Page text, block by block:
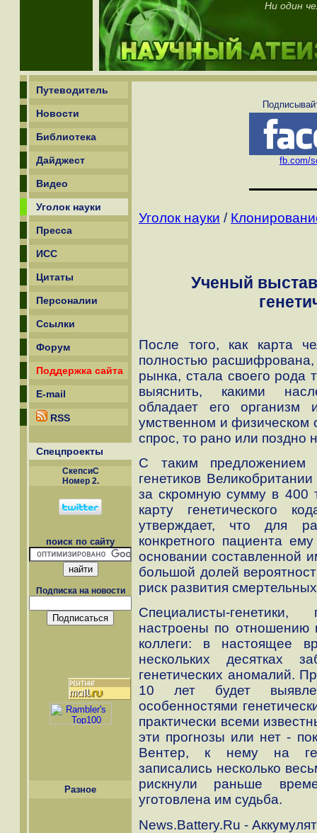
Ни один
Путеводитель
Новости
Библиотека
Дайджест
Видео
Уголок науки
Пресса
ИСС
Цитаты
Персоналии
Ссылки
Форум
Поддержка сайта
E-mail
RSS
Спецпроекты
СкепсиС
Номер 2.
поиск по сайту
Подписка на новости
Разное
fb.com/
Уголок науки /
Ученый
После того, как карта
полностью расшифрована,
рынка, стала своего рода
выяснить, какими
обладает его организм
умственном и физическом
спрос, то рано или поздно
С таким
генетиков
за скромную сумму в 400
карту генетического
утверждает, что для
конкретного пациента
основании составленной
большой долей
риск развития
Специалисты-
настроены по отношению
коллеги: в настоящее
нескольких десятках
генетических аномалий.
10 лет будет
особенностями
практически всеми
эти прогнозы или нет -
Вентер, к нему на
записались несколько
рискнули раньше
уготовлена им судьба.
News.Battery.Ru -